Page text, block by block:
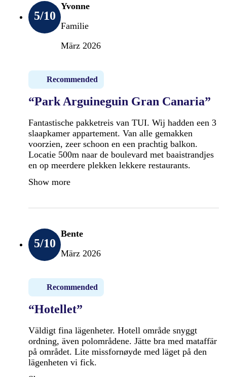
5/10
Yvonne
Familie
März 2026
Recommended
“Park Arguineguin Gran Canaria”
Fantastische pakketreis van TUI. Wij hadden een 3
slaapkamer appartement. Van alle gemakken
voorzien, zeer schoon en een prachtig balkon.
Locatie 500m naar de boulevard met baaistrandjes
en op meerdere plekken lekkere restaurants.
Show more
5/10
Bente
März 2026
Recommended
“Hotellet”
Väldigt fina lägenheter. Hotell område snyggt
ordning, även polområdene. Jätte bra med mataffär
på området. Lite missfornøyde med läget på den
lägenheten vi fick.